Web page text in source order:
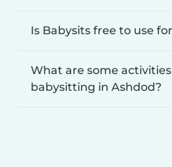
Is Babysits free to use
What are some
babysitting in Ashdod?